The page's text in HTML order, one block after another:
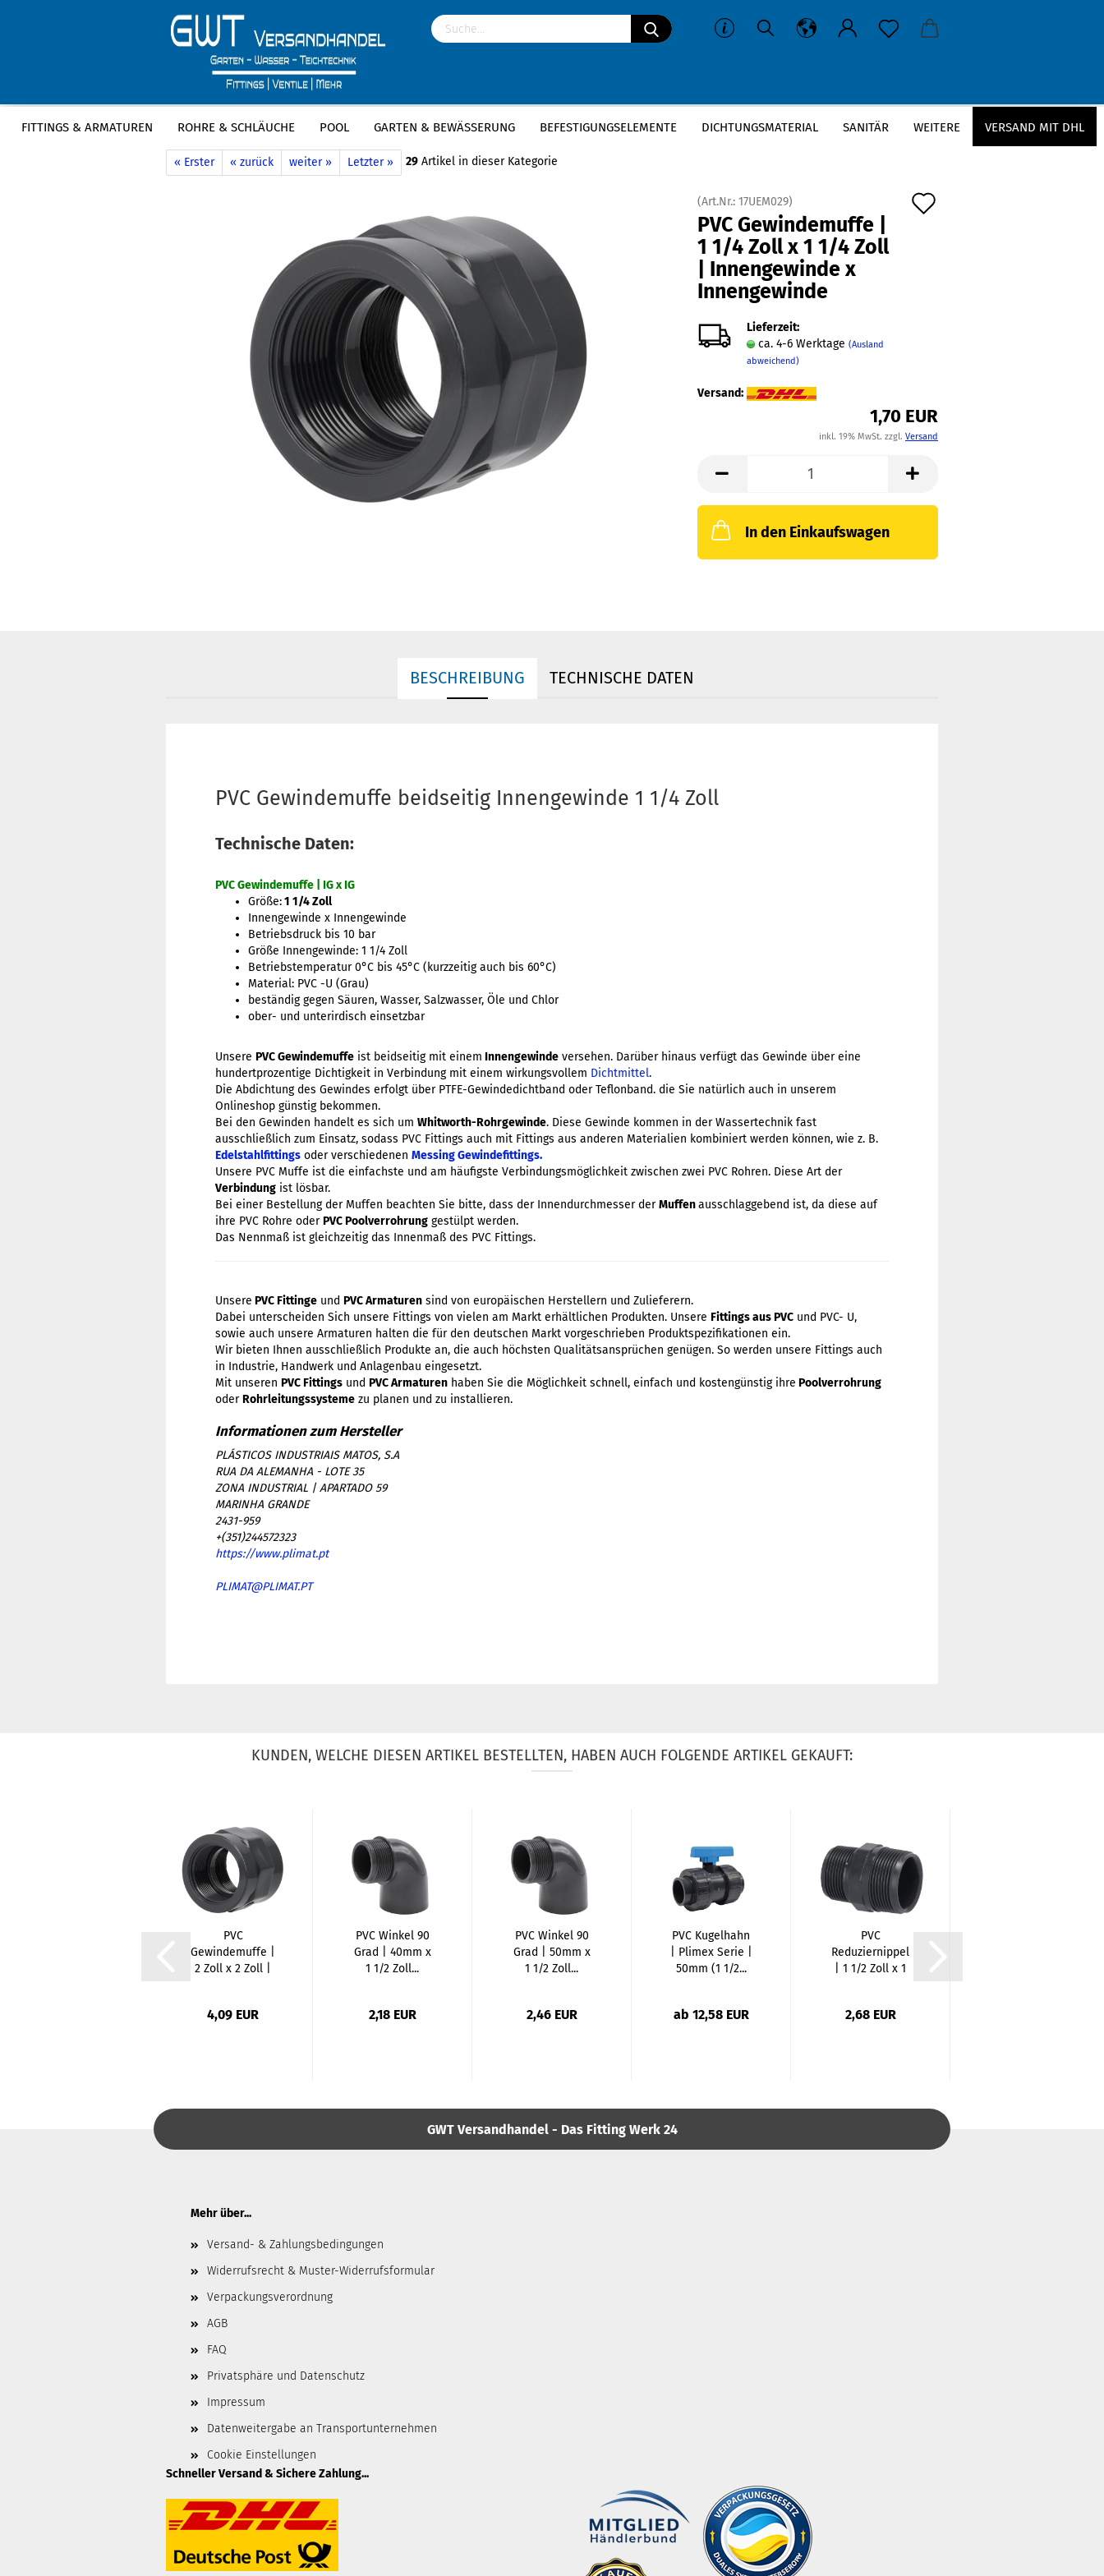
FITTINGS & ARMATUREN ROHRE & SCHLÄUCHE POOL GARTEN & BEWÄSSERUNG BEFESTIGUNGSELEMENTE DICHTUNGSMATERIAL SANITÄR VERSAND MIT DHL
WEITERE
Startseite » Fittings & Armaturen » PVC-U Fittings » PVC Muffen PVC Gewindemuffe | 1 1/4 Zoll x 1 1/4 Zoll | Innengewinde x Innengewinde
« Erster « zurück weiter » Letzter » 29 Artikel in dieser Kategorie
(Art.Nr.: 17UEM029)
PVC Gewindemuffe |
1 1/4 Zoll x 1 1/4 Zoll
| Innengewinde x
Innengewinde
Lieferzeit:
ca. 4-6 Werktage (Ausland
abweichend)
Versand:
1,70 EUR
inkl. 19% MwSt. zzgl. Versand
In den Einkaufswagen
BESCHREIBUNG TECHNISCHE DATEN
PVC Gewindemuffe beidseitig Innengewinde 1 1/4 Zoll
Technische Daten:
PVC Gewindemuffe | IG x IG
Größe:1 1/4 Zoll
Innengewinde x Innengewinde
Betriebsdruck bis 10 bar
Größe Innengewinde: 1 1/4 Zoll
Betriebstemperatur 0°C bis 45°C (kurzzeitig auch bis 60°C)
Material: PVC -U (Grau)
beständig gegen Säuren, Wasser, Salzwasser, Öle und Chlor
ober- und unterirdisch einsetzbar
Unsere PVC Gewindemuffe ist beidseitig mit einem Innengewinde versehen. Darüber hinaus verfügt das Gewinde über eine
hundertprozentige Dichtigkeit in Verbindung mit einem wirkungsvollem Dichtmittel.
Die Abdichtung des Gewindes erfolgt über PTFE-Gewindedichtband oder Teflonband. die Sie natürlich auch in unserem
Onlineshop günstig bekommen.
Bei den Gewinden handelt es sich um Whitworth-Rohrgewinde. Diese Gewinde kommen in der Wassertechnik fast
ausschließlich zum Einsatz, sodass PVC Fittings auch mit Fittings aus anderen Materialien kombiniert werden können, wie z. B.
Edelstahlfittings oder verschiedenen Messing Gewindefittings.
Unsere PVC Muffe ist die einfachste und am häufigste Verbindungsmöglichkeit zwischen zwei PVC Rohren. Diese Art der
Verbindung ist lösbar.
Bei einer Bestellung der Muffen beachten Sie bitte, dass der Innendurchmesser derMuffenausschlaggebend ist, da diese auf
ihre PVC Rohre oderPVC Poolverrohrung gestülpt werden.
Das Nennmaß ist gleichzeitig das Innenmaß des PVC Fittings.
Unsere PVC Fittinge und PVC Armaturen sind von europäischen Herstellern und Zulieferern.
Dabei unterscheiden Sich unsere Fittings von vielen am Markt erhältlichen Produkten. Unsere Fittings aus PVC und PVC- U,
sowie auch unsere Armaturen halten die für den deutschen Markt vorgeschrieben Produktspezifikationen ein.
Wir bieten Ihnen ausschließlich Produkte an, die auch höchsten Qualitätsansprüchen genügen. So werden unsere Fittings auch
in Industrie, Handwerk und Anlagenbau eingesetzt.
Mit unseren PVC Fittings und PVC Armaturen haben Sie die Möglichkeit schnell, einfach und kostengünstig ihre Poolverrohrung
oderRohrleitungssysteme zu planen und zu installieren.
PLÁSTICOS INDUSTRIAIS MATOS, S.A
RUA DA ALEMANHA - LOTE 35
ZONA INDUSTRIAL | APARTADO 59
MARINHA GRANDE
2431-959
+(351)244572323
https://www.plimat.pt
PLIMAT@PLIMAT.PT
KUNDEN, WELCHE DIESEN ARTIKEL BESTELLTEN, HABEN AUCH FOLGENDE ARTIKEL GEKAUFT:
PVC
Gewindemuffe |
2 Zoll x 2 Zoll |
4,09 EUR
PVC Winkel 90
Grad | 40mm x
1 1/2 Zoll...
2,18 EUR
PVC Winkel 90
Grad | 50mm x
1 1/2 Zoll...
2,46 EUR
PVC Kugelhahn
| Plimex Serie |
50mm (1 1/2...
ab 12,58 EUR
PVC
Reduziernippel
| 1 1/2 Zoll x 1
2,68 EUR
GWT Versandhandel - Das Fitting Werk 24
Mehr über...
Versand- & Zahlungsbedingungen
Widerrufsrecht & Muster-Widerrufsformular
Verpackungsverordnung
AGB
FAQ
Privatsphäre und Datenschutz
Impressum
Datenweitergabe an Transportunternehmen
Cookie Einstellungen
Schneller Versand & Sichere Zahlung...